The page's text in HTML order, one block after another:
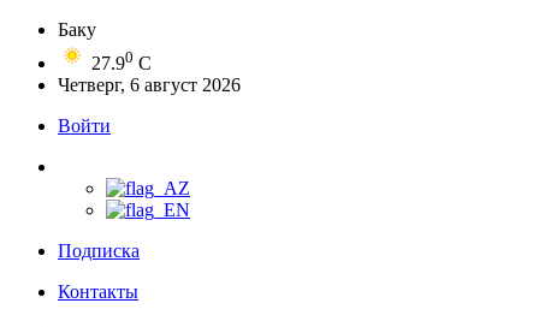
Баку
27.90 C
Четверг, 6 август 2026
Войти
Подписка
Контакты